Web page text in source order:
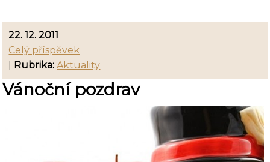
22. 12. 2011
Celý příspěvek
Rubrika: Aktuality
Vánoční pozdrav